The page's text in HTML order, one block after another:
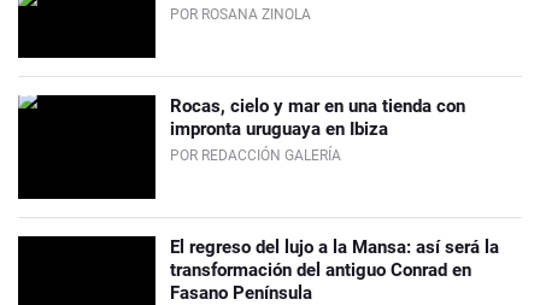
POR ROSANA ZINOLA
Rocas, cielo y mar en una tienda con
impronta uruguaya en Ibiza
POR REDACCIÓN GALERÍA
El regreso del lujo a la Mansa: así será la
transformación del antiguo Conrad en
Fasano Península